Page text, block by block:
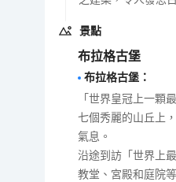
景點
布拉格古堡
布拉格古堡 ：
「世界皇冠上一顆
七個秀麗的山丘上
氣息。
沿途到訪「世界上
教堂、宮殿和庭院